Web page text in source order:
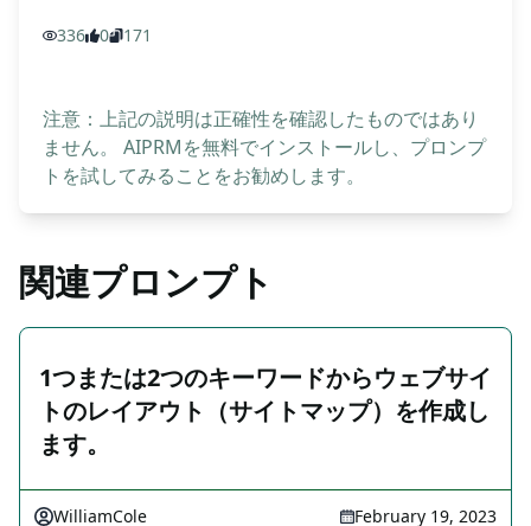
336 0 171
注意：上記の説明は正確性を確認したものではあり
ません。 AIPRMを無料でインストールし、プロンプ
トを試してみることをお勧めします。
関連プロンプト
1つまたは2つのキーワードからウェブサイ
トのレイアウト（サイトマップ）を作成し
ます。
WilliamCole February 19, 2023